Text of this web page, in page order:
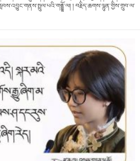
། བརྗིད་ཆགས་ལྷུན་གྱིས་གྲུབ་ལ་